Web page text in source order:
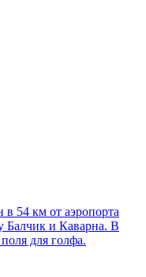
54 км от аэропорта
Балчик и Каварна. В
для голфа.